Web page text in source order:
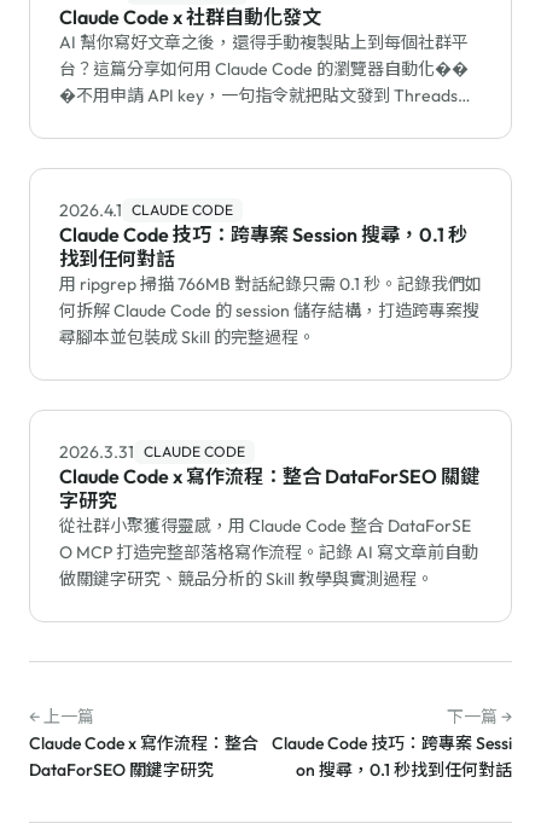
Claude Code x 社群自動化發文
AI 幫你寫好文章之後，還得手動複製貼上到每個社群平
台？這篇分享如何用 Claude Code 的瀏覽器自動化��
�不用申請 API key，一句指令就把貼文發到 Threads、
2026.4.1 CLAUDE CODE
Claude Code 技巧：跨專案 Session 搜尋，0.1 秒
找到任何對話
用 ripgrep 掃描 766MB 對話紀錄只需 0.1 秒。記錄我們如
何拆解 Claude Code 的 session 儲存結構，打造跨專案搜
尋腳本並包裝成 Skill 的完整過程。
2026.3.31 CLAUDE CODE
Claude Code x 寫作流程：整合 DataForSEO 關鍵
字研究
從社群小聚獲得靈感，用 Claude Code 整合 DataForSE
O MCP 打造完整部落格寫作流程。記錄 AI 寫文章前自動
做關鍵字研究、競品分析的 Skill 教學與實測過程。
← 上一篇
Claude Code x 寫作流程：整合
DataForSEO 關鍵字研究
下一篇 →
Claude Code 技巧：跨專案 Sessi
on 搜尋，0.1 秒找到任何對話